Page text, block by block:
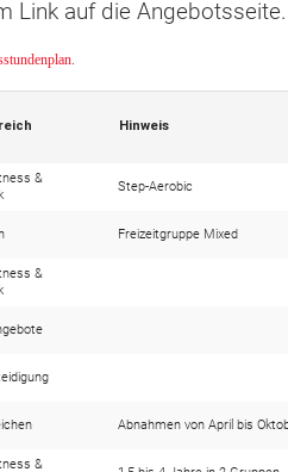
Link auf die Angebotsseite.
Hinweis
&
Step-Aerobic
Freizeitgruppe Mixed
&
Abnahmen von April bis
&